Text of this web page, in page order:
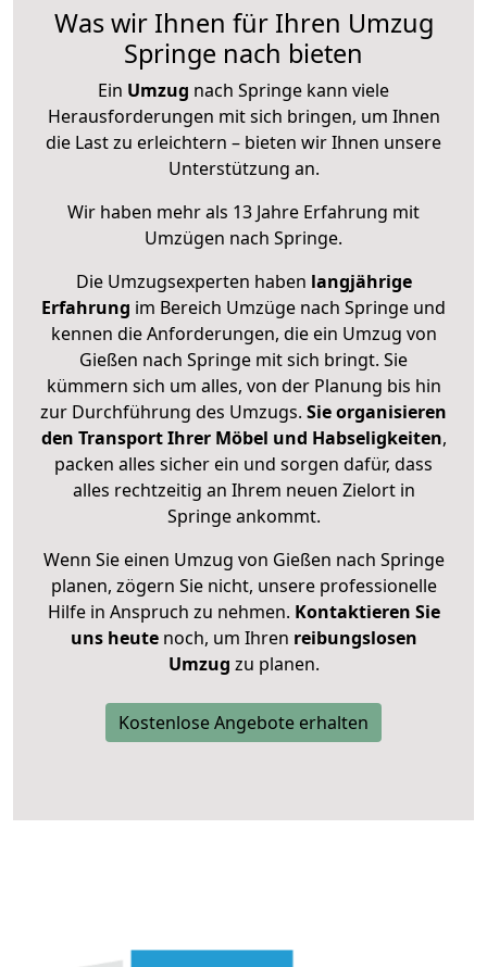
Was wir Ihnen für Ihren Umzug
Springe nach bieten
Ein Umzug nach Springe kann viele
Herausforderungen mit sich bringen, um Ihnen
die Last zu erleichtern – bieten wir Ihnen unsere
Unterstützung an.
Wir haben mehr als 13 Jahre Erfahrung mit
Umzügen nach Springe.
Die Umzugsexperten haben langjährige
Erfahrung im Bereich Umzüge nach Springe und
kennen die Anforderungen, die ein Umzug von
Gießen nach Springe mit sich bringt. Sie
kümmern sich um alles, von der Planung bis hin
zur Durchführung des Umzugs. Sie organisieren
den Transport Ihrer Möbel und Habseligkeiten,
packen alles sicher ein und sorgen dafür, dass
alles rechtzeitig an Ihrem neuen Zielort in
Springe ankommt.
Wenn Sie einen Umzug von Gießen nach Springe
planen, zögern Sie nicht, unsere professionelle
Hilfe in Anspruch zu nehmen. Kontaktieren Sie
uns heutenoch, um Ihren reibungslosen
Umzug zu planen.
Kostenlose Angebote erhalten